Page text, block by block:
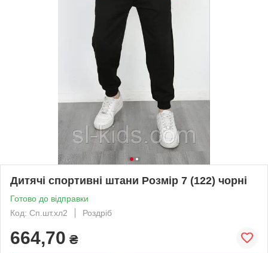
Дитячі спортивні штани Розмір 7 (122) чорні
Готово до відправки
Код: Сп.шт.хл2
Роздріб
664,70 ₴